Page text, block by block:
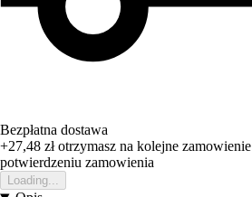
Bezpłatna dostawa
+27,48 złotrzymasz na kolejne zamowienie
potwierdzeniu zamowienia
Loading...